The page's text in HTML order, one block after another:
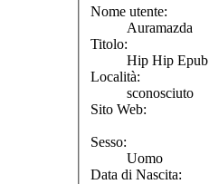
Nome utente:
Auramazda
Titolo:
Hip Hip Epub
Località:
sconosciuto
Sito Web:
Sesso:
Uomo
Data di Nascita: